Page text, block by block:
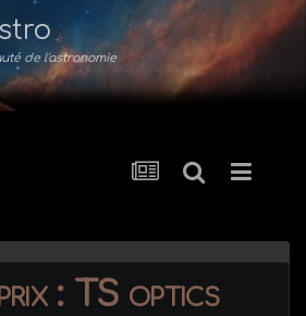
de l'astronomie
: TS optics